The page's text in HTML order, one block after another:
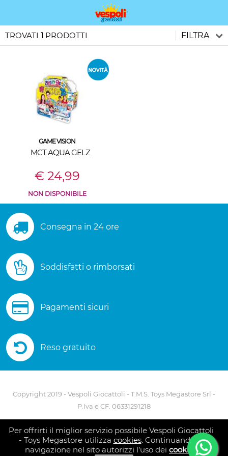
Per offrirti il miglior servizio possibile Vespoli Giocattoli
- Toys Megastore utilizza cookies. Continuando la
navigazione nel sito autorizzi l’uso dei cookies
TROVATI 1 PRODOTTI FILTRA
GAME VISION
MCT AQUA GELZ
€ 24,99
NON DISPONIBILE
Consegna in 24 ore
Soddisfatti o rimborsati
Pagamenti sicuri
Reso gratuito
Copyright 2019 - Vespoli Giocattoli - T.M.S. Toys Megastore Srl -
P.Iva e CF. 06331291218